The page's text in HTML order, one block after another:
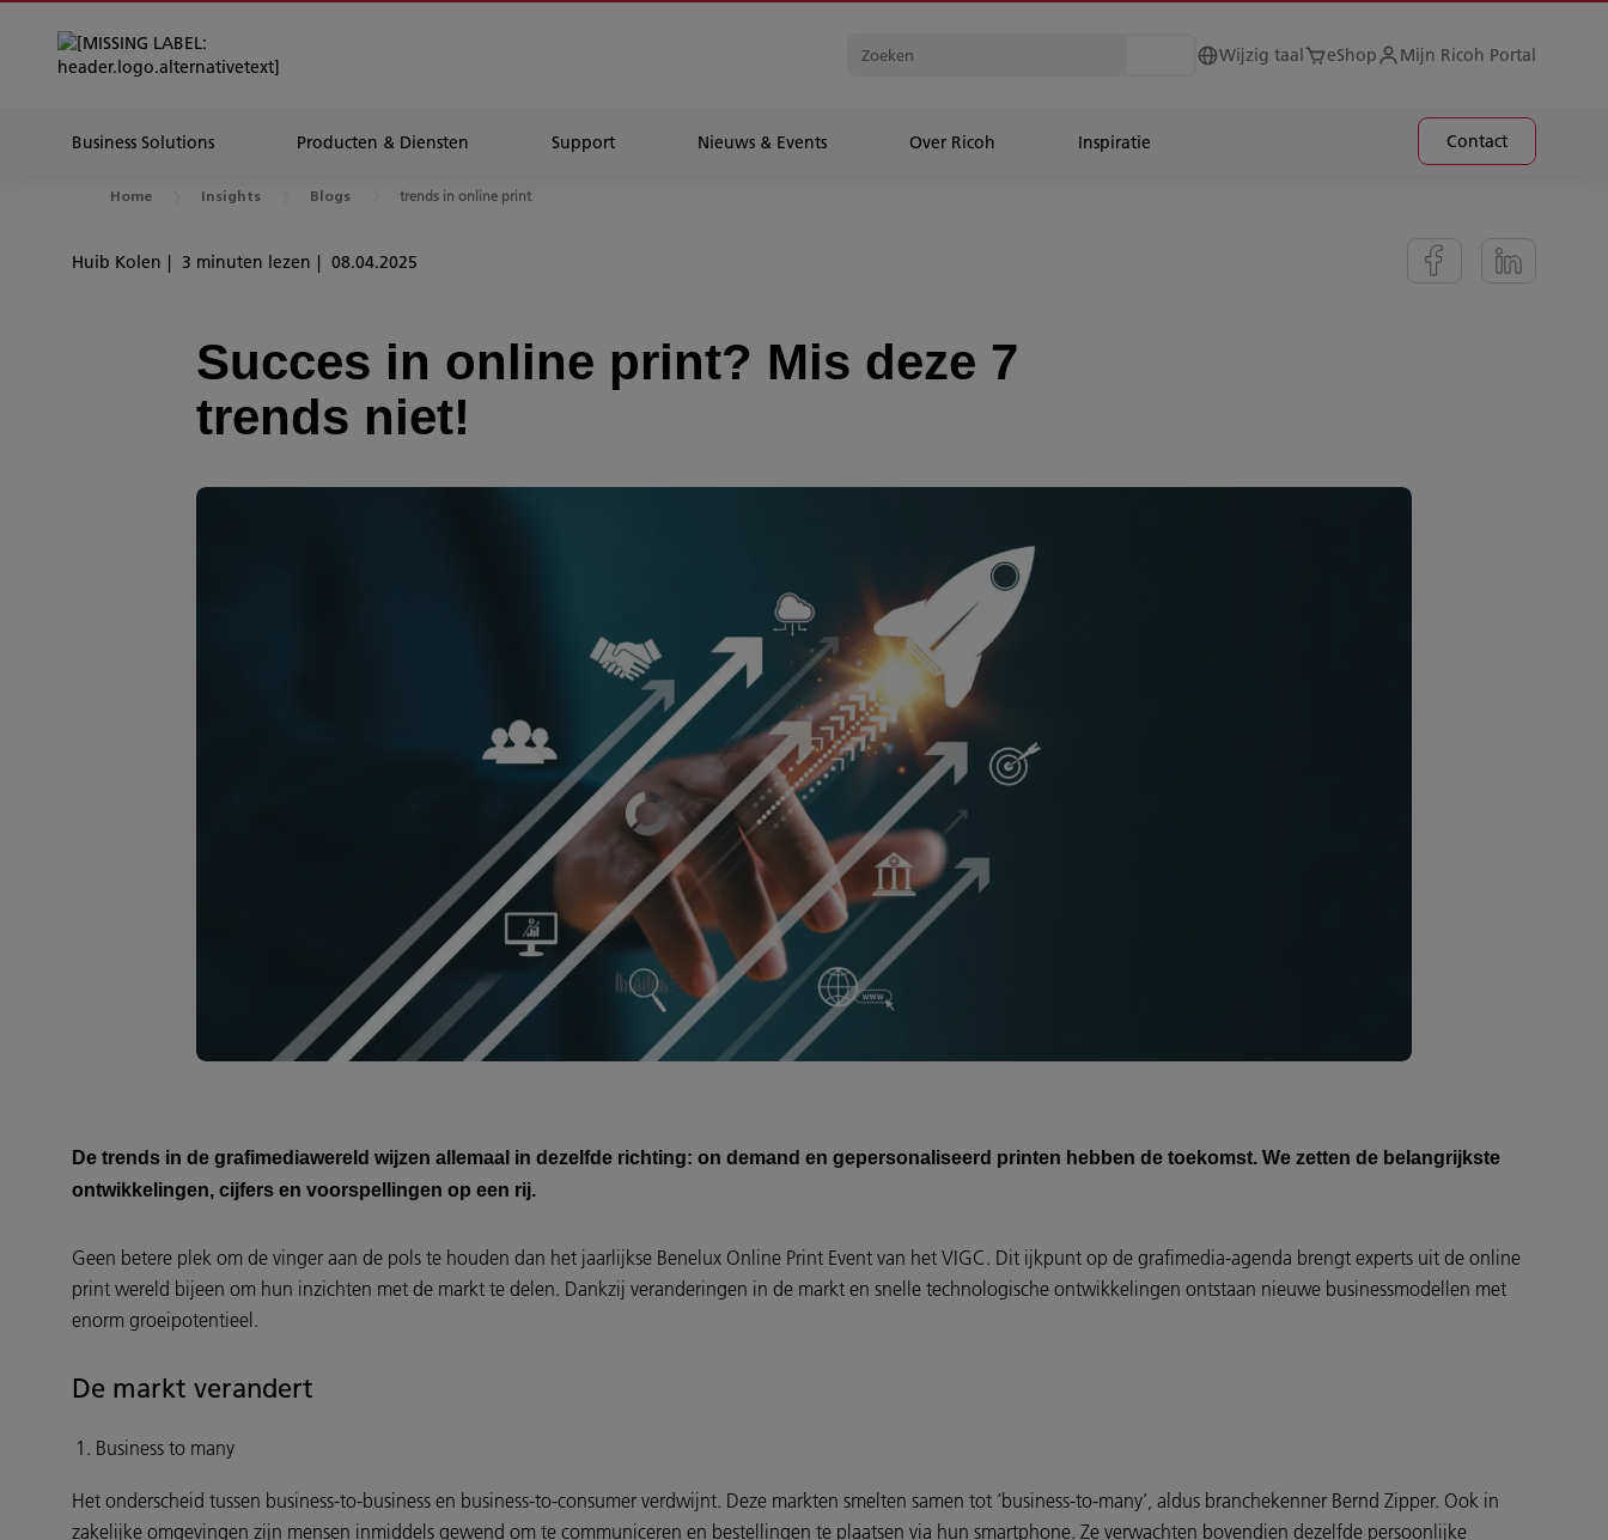
Wijzig taal eShop Mijn Ricoh Portal
Business Solutions Producten & Diensten Support Nieuws & Events Over Ricoh Inspiratie Contact
Home Insights Blogs trends in online print
Huib Kolen 3 minuten lezen 08.04.2025
Succes in online print? Mis deze 7
trends niet!
De trends in de grafimediawereld wijzen allemaal in dezelfde richting: on demand en gepersonaliseerd printen hebben de toekomst. We zetten de belangrijkste
ontwikkelingen, cijfers en voorspellingen op een rij.
Geen betere plek om de vinger aan de pols te houden dan het jaarlijkse Benelux Online Print Event van het VIGC. Dit ijkpunt op de grafimedia-agenda brengt experts uit de online
print wereld bijeen om hun inzichten met de markt te delen. Dankzij veranderingen in de markt en snelle technologische ontwikkelingen ontstaan nieuwe businessmodellen met
enorm groeipotentieel.
De markt verandert
Business to many
Het onderscheid tussen business-to-business en business-to-consumer verdwijnt. Deze markten smelten samen tot ‘business-to-many’, aldus branchekenner Bernd Zipper. Ook in
zakelijke omgevingen zijn mensen inmiddels gewend om te communiceren en bestellingen te plaatsen via hun smartphone. Ze verwachten bovendien dezelfde persoonlijke